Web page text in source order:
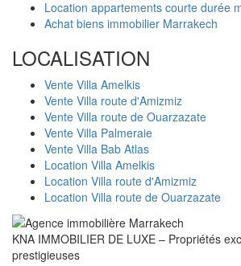
Location appartements courte durée
Achat biens immobilier Marrakech
LOCALISATION
Vente Villa Amelkis
Vente Villa route d'Amizmiz
Vente Villa route de Ouarzazate
Vente Villa Palmeraie
Vente Villa Bab Atlas
Location Villa Amelkis
Location Villa route d'Amizmiz
Location Villa route de Ouarzazate
KNA IMMOBILIER DE LUXE – Propriétés
prestigieuses